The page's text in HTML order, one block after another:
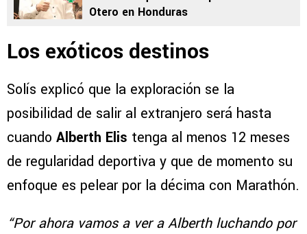
Otero en Honduras
Los exóticos destinos
Solís explicó que la exploración se la
posibilidad de salir al extranjero será hasta
cuando Alberth Elis tenga al menos 12 meses
de regularidad deportiva y que de momento su
enfoque es pelear por la décima con Marathón.
“Por ahora vamos a ver a Alberth luchando por